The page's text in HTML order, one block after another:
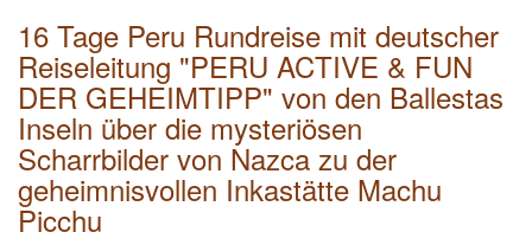
16 Tage Peru Rundreise mit deutscher
Reiseleitung "PERU ACTIVE & FUN
DER GEHEIMTIPP" von den Ballestas
Inseln über die mysteriösen
Scharrbilder von Nazca zu der
geheimnisvollen Inkastätte Machu
Picchu